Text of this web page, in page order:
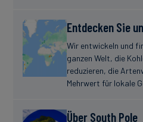
Entdecken Sie
Wir entwickeln und
ganzen Welt, die
reduzieren, die
Mehrwert für lokale
Über South Pole